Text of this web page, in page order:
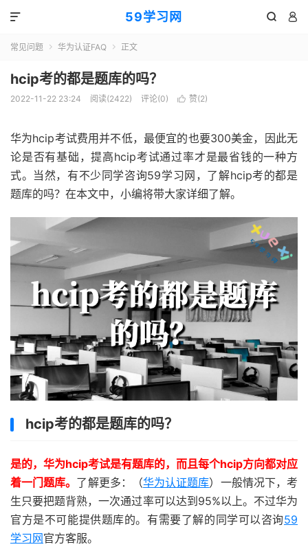
59学习网  

常见问题  华为认证FAQ  正文
hcip考的都是题库的吗？
2022-11-22 23:24 阅读(2422) 评论(0)  赞(2)
华为hcip考试费用并不低，最便宜的也要300美金，因此无
论是否有基础，提高hcip考试通过率才是最省钱的一种方
式。当然，有不少同学咨询59学习网，了解hcip考的都是
题库的吗？在本文中，小编将带大家详细了解。
hcip考的都是题库的吗？
是的，华为hcip考试是有题库的，而且每个hcip方向都对应
着一门题库。 了解更多：（华为认证题库）一般情况下，考
生只要把题背熟，一次通过率可以达到95%以上。不过华为
官方是不可能提供题库的。有需要了解的同学可以咨询59
学习网官方客服。